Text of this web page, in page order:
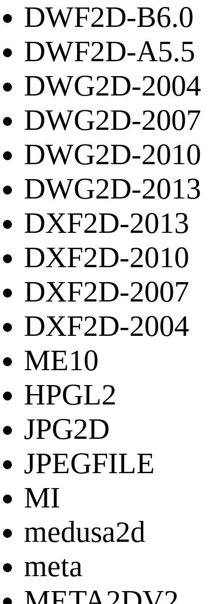
DWF2D-B6.0
DWF2D-A5.5
DWG2D-2004
DWG2D-2007
DWG2D-2010
DWG2D-2013
DXF2D-2013
DXF2D-2010
DXF2D-2007
DXF2D-2004
ME10
HPGL2
JPG2D
JPEGFILE
MI
medusa2d
meta